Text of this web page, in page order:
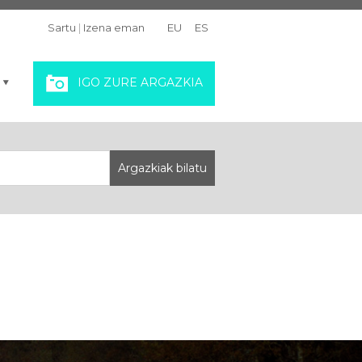
Sartu | Izena eman EU ES
IGO ZURE ARGAZKIA